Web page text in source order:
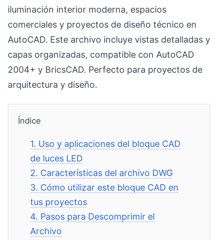
iluminación interior moderna, espacios
comerciales y proyectos de diseño técnico en
AutoCAD. Este archivo incluye vistas detalladas y
capas organizadas, compatible con AutoCAD
2004+ y BricsCAD. Perfecto para proyectos de
arquitectura y diseño.
Índice
1. Uso y aplicaciones del bloque CAD
de luces LED
2. Características del archivo DWG
3. Cómo utilizar este bloque CAD en
tus proyectos
4. Pasos para Descomprimir el
Archivo